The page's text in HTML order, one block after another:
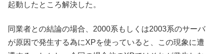
起動したところ解決した。
同業者との結論の場合、2000系もしくは2003系のサーバ
が原因で発生する為にXPを使っていると、この現象に遭